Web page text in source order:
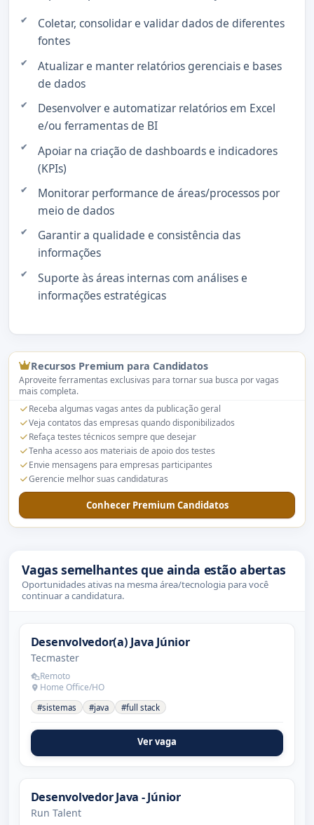
Coletar, consolidar e validar dados de diferentes
fontes
Atualizar e manter relatórios gerenciais e bases
de dados
Desenvolver e automatizar relatórios em Excel
e/ou ferramentas de BI
Apoiar na criação de dashboards e indicadores
(KPIs)
Monitorar performance de áreas/processos por
meio de dados
Garantir a qualidade e consistência das
informações
Suporte às áreas internas com análises e
informações estratégicas
Recursos Premium para Candidatos
Aproveite ferramentas exclusivas para tornar sua busca por vagas
mais completa.
Receba algumas vagas antes da publicação geral
Veja contatos das empresas quando disponibilizados
Refaça testes técnicos sempre que desejar
Tenha acesso aos materiais de apoio dos testes
Envie mensagens para empresas participantes
Gerencie melhor suas candidaturas
Conhecer Premium Candidatos
Vagas semelhantes que ainda estão abertas
Oportunidades ativas na mesma área/tecnologia para você
continuar a candidatura.
Desenvolvedor(a) Java Júnior
Tecmaster
Remoto
Home Office/HO
#sistemas #java #full stack
Ver vaga
Desenvolvedor Java - Júnior
Run Talent